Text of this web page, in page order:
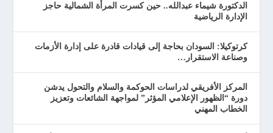
الدكتورة شيماء عبدالله.. حين كسرت المرأة الشمالية حاجز
الإدارة الرياضية
كرتوكيلا: السودان بحاجة إلى قيادات قادرة على إدارة الأزمات
وصناعة الاستقرار…
المركز الأفريقي لدراسات الحوكمة والسلام والتحول يدشن
دورة “الظهور الإعلامي المؤثر” لمواجهة الشائعات وتعزيز
الخطاب المهني